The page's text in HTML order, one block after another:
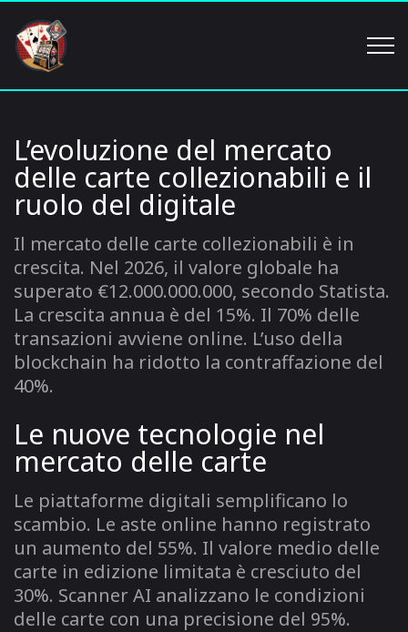
L’evoluzione del mercato
delle carte collezionabili e il
ruolo del digitale
Il mercato delle carte collezionabili è in
crescita. Nel 2026, il valore globale ha
superato €12.000.000.000, secondo Statista.
La crescita annua è del 15%. Il 70% delle
transazioni avviene online. L’uso della
blockchain ha ridotto la contraffazione del
40%.
Le nuove tecnologie nel
mercato delle carte
Le piattaforme digitali semplificano lo
scambio. Le aste online hanno registrato
un aumento del 55%. Il valore medio delle
carte in edizione limitata è cresciuto del
30%. Scanner AI analizzano le condizioni
delle carte con una precisione del 95%.